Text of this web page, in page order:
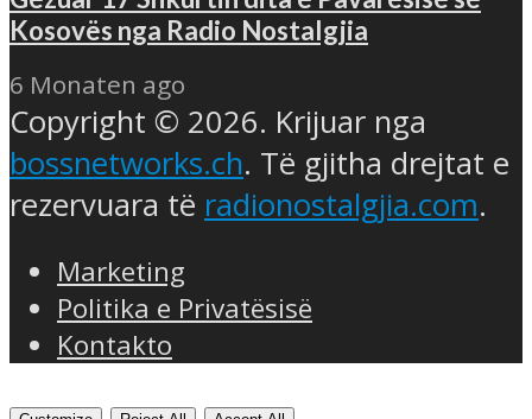
Kosovës nga Radio Nostalgjia
6 Monaten ago
Copyright © 2026. Krijuar nga
bossnetworks.ch. Të gjitha drejtat e
rezervuara të radionostalgjia.com.
Marketing
Politika e Privatësisë
Kontakto